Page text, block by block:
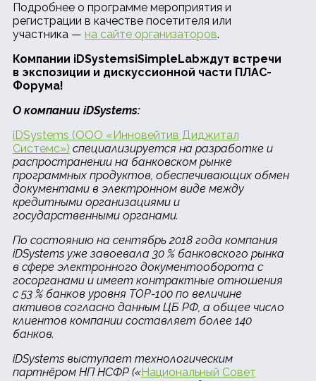
Подробнее о программе мероприятия и
регистрации в качестве посетителя или
участника — на сайте организаторов.
Компании iDSystemsiSimpleLabждут встречи
в экспозиции и дискуссионной части ПЛАС-
Форума!
О компании iDSystems:
iDSystems (ООО «Инновейтив Диджитал
Системс») специализируется на разработке и
распространении на банковском рынке
программных продуктов, обеспечивающих обмен
документами в электронном виде между
кредитными организациями и
государственными органами.
По состоянию на сентябрь 2018 года компания
iDSystems уже завоевала 30 % банковского рынка
в сфере электронного документооборота с
госорганами и имеет контрактные отношения
с 53 % банков уровня TOP-100 по величине
активов согласно данным ЦБ РФ, а общее число
клиентов компании составляет более 140
банков.
iDSystems выступает технологическим
партнёром НПНСФР («Национальный Совет